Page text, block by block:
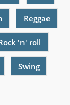
Reggae
'n' roll
Swing